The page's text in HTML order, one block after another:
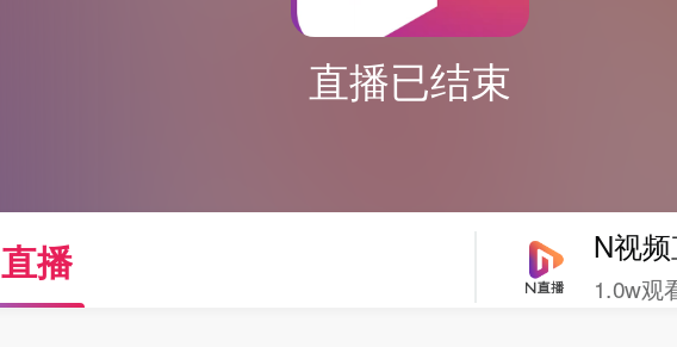
直播已结束
N视
1.0w观
直播